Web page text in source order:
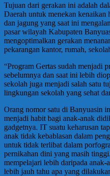
Tujuan dari gerakan ini adalah
Daerah untuk menekan kenaikan
dan jagung yang saat ini
pasar wilayah Kabupaten
mengoptimalkan gerakan
pekarangan kantor, rumah,
“Program Gertas sudah menjadi
sebelumnya dan saat ini lebih
sekolah juga menjadi salah satu
lingkungan sekolah yang sehat
Orang nomor satu di Banyuasin
menjadi habit bagi anak-anak
gadgetnya. IT suatu keharusan
anak tidak kebablasan dalam
untuk tidak terlibat dalam
pernikahan dini yang masih
mempelajari lebih daripada
lebih jauh tahu apa yang